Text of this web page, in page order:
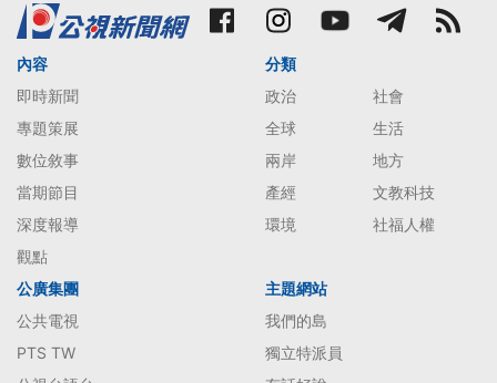
內容
即時新聞
專題策展
數位敘事
當期節目
深度報導
觀點
分類
政治
社會
全球
生活
兩岸
地方
產經
文教科技
環境
社福人權
公廣集團
公共電視
PTS TW
主題網站
我們的島
獨立特派員